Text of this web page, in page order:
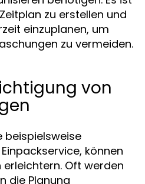
zu erstellen und
einzuplanen, um
zu vermeiden.
von
beispielsweise
können
Oft werden
die Planung